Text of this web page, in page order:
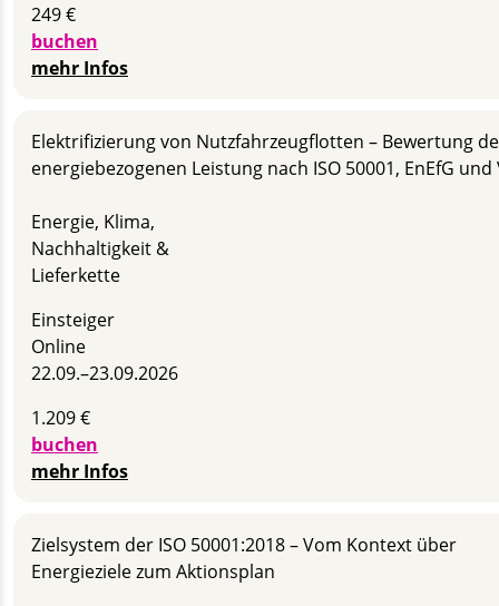
249 €
buchen
mehr Infos
Elektrifizierung von Nutzfahrzeugflotten – Bewertung
energiebezogenen Leistung nach ISO 50001, EnEfG und
Energie, Klima,
Nachhaltigkeit &
Lieferkette
Einsteiger
Online
22.09.–23.09.2026
1.209 €
buchen
mehr Infos
Zielsystem der ISO 50001:2018 – Vom Kontext über
Energieziele zum Aktionsplan